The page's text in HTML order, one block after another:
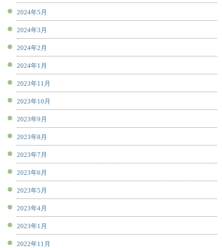
2024年5月
2024年3月
2024年2月
2024年1月
2023年11月
2023年10月
2023年9月
2023年8月
2023年7月
2023年6月
2023年5月
2023年4月
2023年1月
2022年11月